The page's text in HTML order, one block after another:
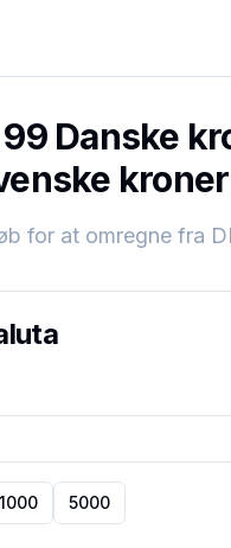
Danske
kroner
for at omregne fra
1000 5000